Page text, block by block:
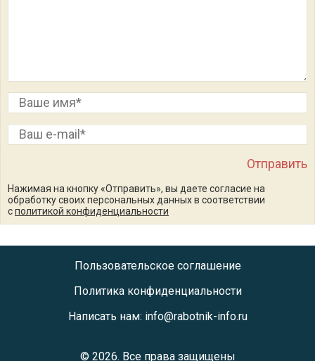
Нажимая на кнопку «Отправить», вы даете согласие на
обработку своих персональных данных в соответствии
сполитикой конфиденциальности
Пользовательское соглашение
Политика конфиденциальности
Написать нам: info@rabotnik-info.ru
© 2026. Все права защищены